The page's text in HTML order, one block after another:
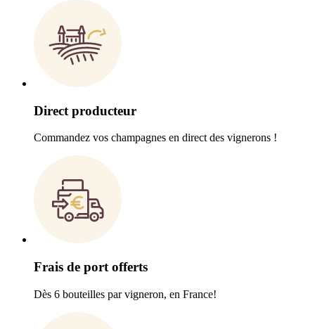
Direct producteur
Commandez vos champagnes en direct des vignerons !
Frais de port offerts
Dès 6 bouteilles par vigneron, en France!